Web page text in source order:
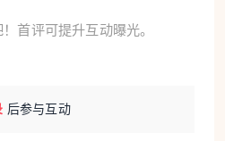
首评可提升互动曝光。
后参与互动